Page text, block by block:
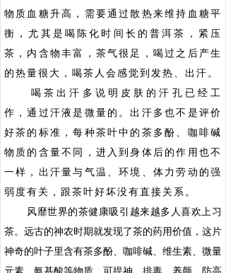
物质血糖升高，需要通过散热来维持血糖平
衡，尤其是喝陈化时间长的普洱茶，紧压
茶，内含物丰富，茶气很足，喝过之后产生
的热量很大，喝茶人会感觉到发热、出汗。
喝茶出汗多说明皮肤的汗孔已经工
作，通过汗液是微量的。出汗多也不是评价
好茶的标准，每种茶叶中的茶多酚、咖啡碱
物质的含量不同，进入到身体后的作用也不
一样，出汗量与气温、环境、体力劳动的强
弱度有关，跟茶叶好坏没有直接关系。
风靡世界的茶健康吸引越来越多人喜欢上习
茶。远古的神农时期就发现了茶的药用价值，这片
神奇的叶子里含有茶多酚、咖啡碱、维生素、微量